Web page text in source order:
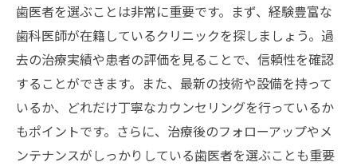
歯医者を選ぶことは非常に重要です。まず、経験豊富な
歯科医師が在籍しているクリニックを探しましょう。過
去の治療実績や患者の評価を見ることで、信頼性を確認
することができます。また、最新の技術や設備を持って
いるか、どれだけ丁寧なカウンセリングを行っているか
もポイントです。さらに、治療後のフォローアップやメ
ンテナンスがしっかりしている歯医者を選ぶことも重要